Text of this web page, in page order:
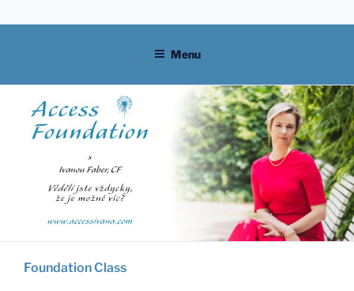
to
Menu
Foundation Class